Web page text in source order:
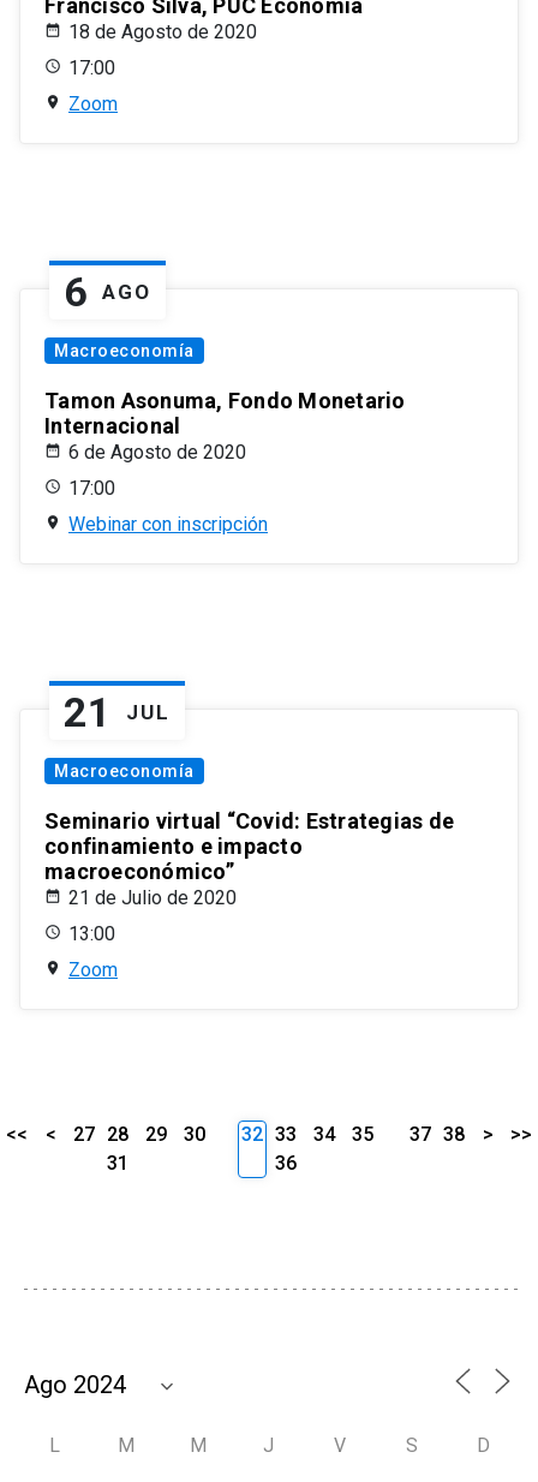
Francisco Silva, PUC Economía
18 de Agosto de 2020
17:00
Zoom
6 AGO
Macroeconomía
Tamon Asonuma, Fondo Monetario
Internacional
6 de Agosto de 2020
17:00
Webinar con inscripción
21 JUL
Macroeconomía
Seminario virtual “Covid: Estrategias de
confinamiento e impacto
macroeconómico”
21 de Julio de 2020
13:00
Zoom
<< < 27 28 29
30
31
32 33 34
35
36
37 38 > >>
L M M J V S D